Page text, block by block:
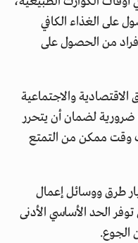
على الغذاء الكافي
من الحصول على
والاجتماعية
ضرورية لضمان أن يتحرر
وقت ممكن من التمتع
طرق ووسائل إعمال
الحد الأساسي الأدنى
الجوع.